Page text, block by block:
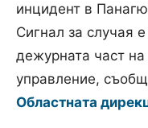
инцидент в
Сигнал за случая
дежурната част
управление,
Областната